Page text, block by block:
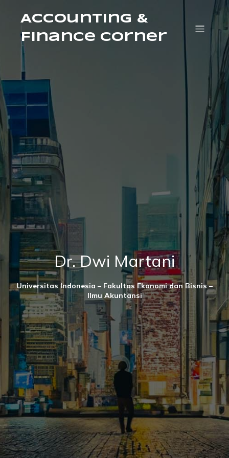
Accounting &
Finance Corner
Dr. Dwi Martani
Universitas Indonesia – Fakultas Ekonomi dan Bisnis –
Ilmu Akuntansi